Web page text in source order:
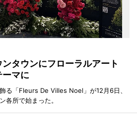
ンタウンにフローラルアート
マに
る「Fleurs De Villes Noel」が12月6日、
各所で始まった。